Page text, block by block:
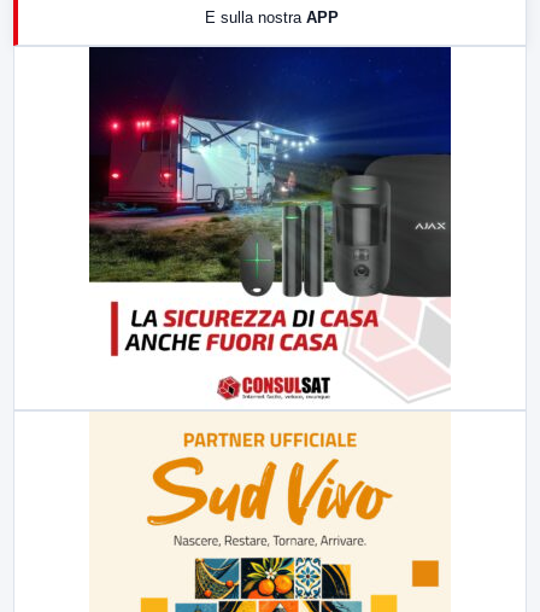
E sulla nostra APP